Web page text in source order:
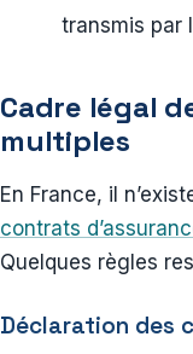
transmis par
Cadre légal
multiples
En France, il
contrats
Quelques règles
Déclaration des